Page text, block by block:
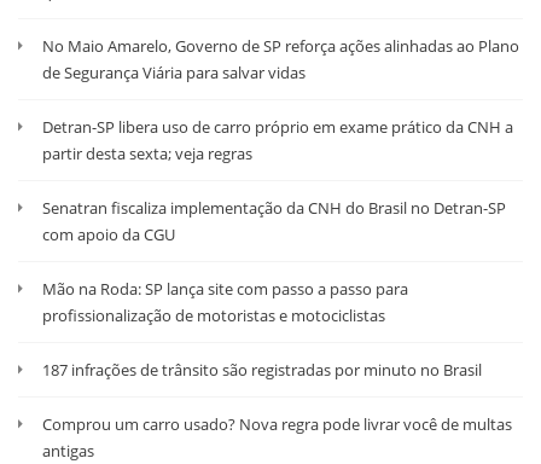
No Maio Amarelo, Governo de SP reforça ações alinhadas ao Plano
de Segurança Viária para salvar vidas
Detran-SP libera uso de carro próprio em exame prático da CNH a
partir desta sexta; veja regras
Senatran fiscaliza implementação da CNH do Brasil no Detran-SP
com apoio da CGU
Mão na Roda: SP lança site com passo a passo para
profissionalização de motoristas e motociclistas
187 infrações de trânsito são registradas por minuto no Brasil
Comprou um carro usado? Nova regra pode livrar você de multas
antigas